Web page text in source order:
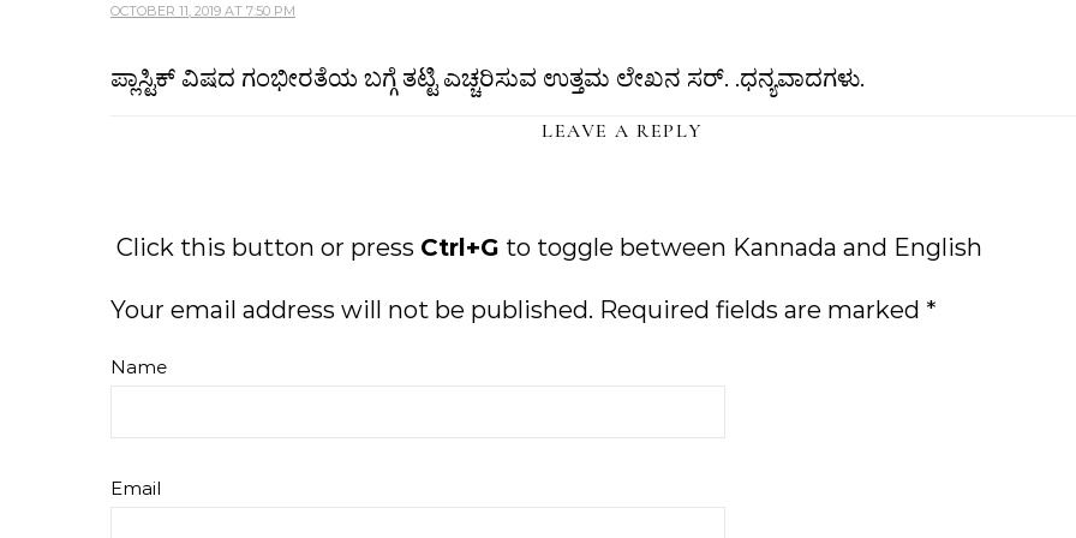
OCTOBER 11, 2019 AT 7:50 PM
ಪ್ಲಾಸ್ಟಿಕ್ ವಿಷದ ಗಂಭೀರತೆಯ ಬಗ್ಗೆ ತಟ್ಟಿ ಎಚ್ಚರಿಸುವ ಉತ್ತಮ ಲೇಖನ ಸರ್. .‌ಧನ್ಯವಾದಗಳು.
LEAVE A REPLY
Click this button or press Ctrl+G to toggle between Kannada and English
Your email address will not be published. Required fields are marked *
Name
Email